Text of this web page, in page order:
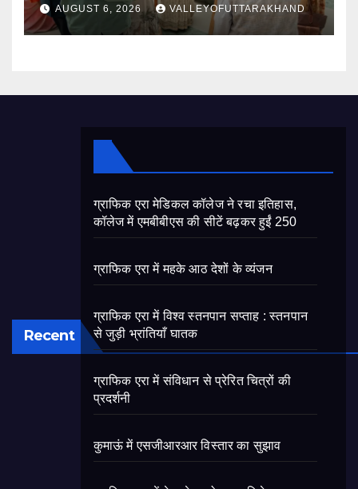
AUGUST 6, 2026 VALLEYOFUTTARAKHAND
Recent
ग्राफिक एरा मेडिकल कॉलेज ने रचा इतिहास,
कॉलेज में एमबीबीएस की सीटें बढ़कर हुईं 250
ग्राफिक एरा में महके आठ देशों के व्यंजन
ग्राफिक एरा में विश्व स्तनपान सप्ताह : स्तनपान
से जुड़ी भ्रांतियाँ घातक
ग्राफिक एरा में संविधान से प्रेरित चित्रों की
प्रदर्शनी
कुमाऊं में एसजीआरआर विस्तार का सुझाव